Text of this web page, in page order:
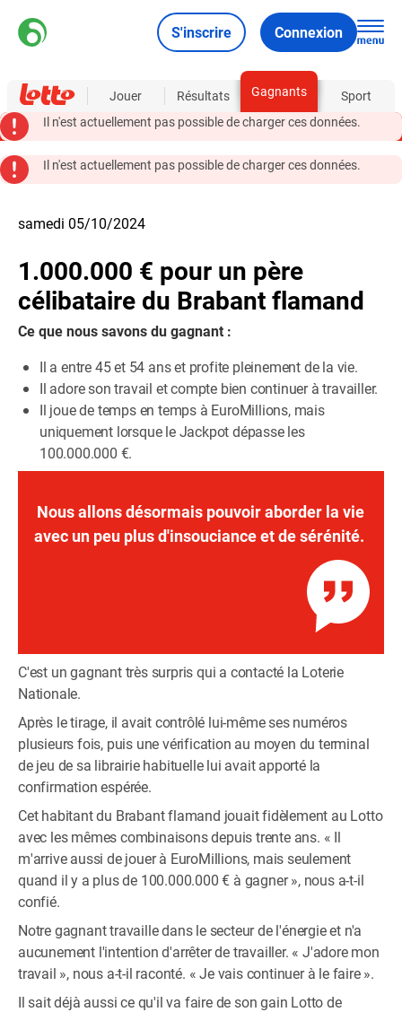
S'inscrire Connexion
À propos Jouer Résultats Gagnants
Sport
Il n'est actuellement pas possible de charger ces données.
Il n'est actuellement pas possible de charger ces données.
samedi 05/10/2024
1.000.000 € pour un père
célibataire du Brabant flamand
Ce que nous savons du gagnant :
Il a entre 45 et 54 ans et profite pleinement de la vie.
Il adore son travail et compte bien continuer à travailler.
Il joue de temps en temps à EuroMillions, mais
uniquement lorsque le Jackpot dépasse les
100.000.000 €.
Nous allons désormais pouvoir aborder la vie
avec un peu plus d'insouciance et de sérénité.
C'est un gagnant très surpris qui a contacté la Loterie
Nationale.
Après le tirage, il avait contrôlé lui-même ses numéros
plusieurs fois, puis une vérification au moyen du terminal
de jeu de sa librairie habituelle lui avait apporté la
confirmation espérée.
Cet habitant du Brabant flamand jouait fidèlement au Lotto
avec les mêmes combinaisons depuis trente ans. « Il
m'arrive aussi de jouer à EuroMillions, mais seulement
quand il y a plus de 100.000.000 € à gagner », nous a-t-il
confié.
Notre gagnant travaille dans le secteur de l'énergie et n'a
aucunement l'intention d'arrêter de travailler. « J'adore mon
travail », nous a-t-il raconté. « Je vais continuer à le faire ».
Il sait déjà aussi ce qu'il va faire de son gain Lotto de